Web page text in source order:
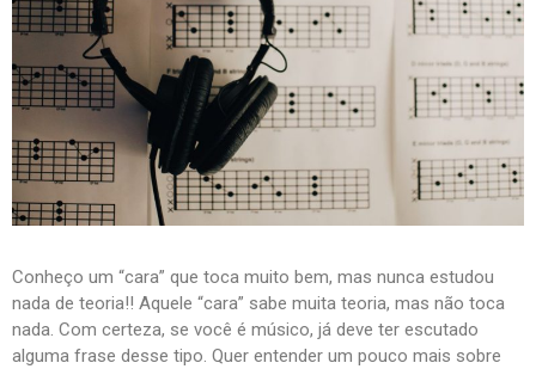
Conheço um “cara” que toca muito bem, mas nunca estudou
nada de teoria!! Aquele “cara” sabe muita teoria, mas não toca
nada. Com certeza, se você é músico, já deve ter escutado
alguma frase desse tipo. Quer entender um pouco mais sobre